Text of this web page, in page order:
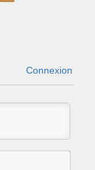
Connexion
N